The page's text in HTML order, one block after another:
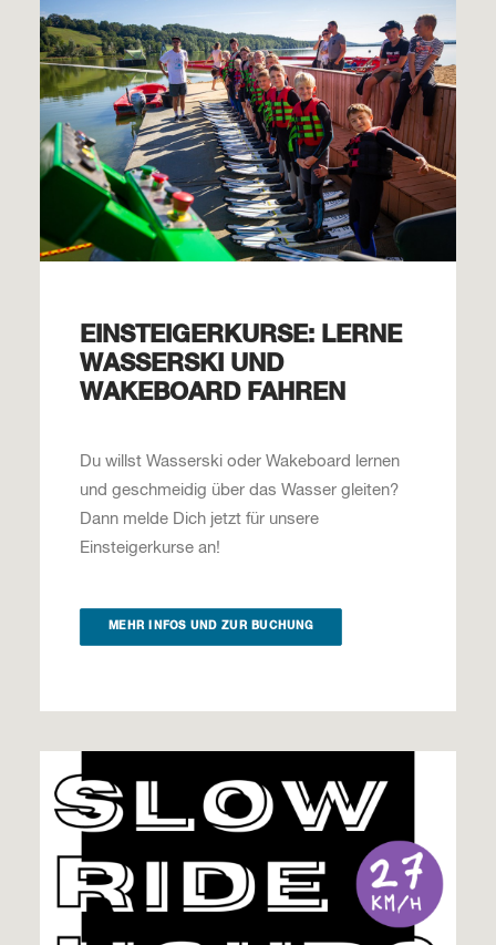
EINSTEIGERKURSE: LERNE
WASSERSKI UND
WAKEBOARD FAHREN
Du willst Wasserski oder Wakeboard lernen
und geschmeidig über das Wasser gleiten?
Dann melde Dich jetzt für unsere
Einsteigerkurse an!
MEHR INFOS UND ZUR BUCHUNG